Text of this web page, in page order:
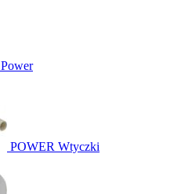
Power
POWER Wtyczki